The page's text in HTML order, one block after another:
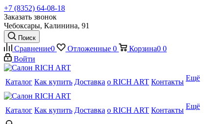
+7 (8352) 64-08-18
Заказать звонок
Чебоксары, Калинина, 91
Поиск
Сравнение0 Отложенные 0 Корзина0 0
Войти
Каталог Как купить Доставка о RICH ART Контакты Ещё
Каталог Как купить Доставка о RICH ART Контакты Ещё